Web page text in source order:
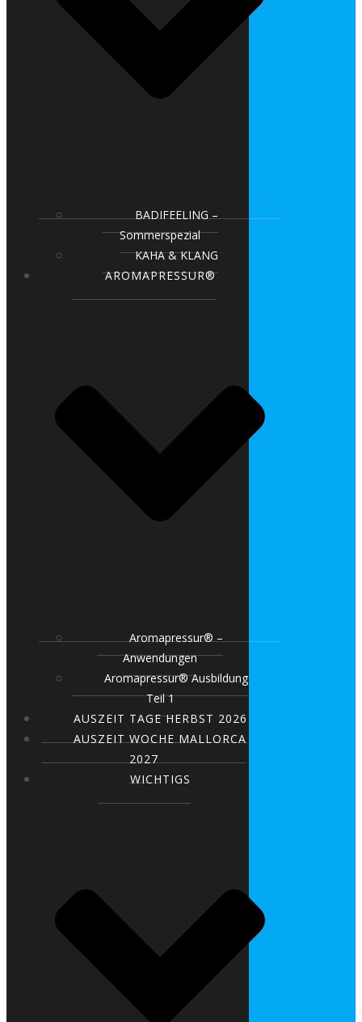
BADIFEELING –
Sommerspezial
KAHA & KLANG
AROMAPRESSUR®
Aromapressur® –
Anwendungen
Aromapressur® Ausbildung
Teil 1
AUSZEIT TAGE HERBST 2026
AUSZEIT WOCHE MALLORCA
2027
WICHTIGS